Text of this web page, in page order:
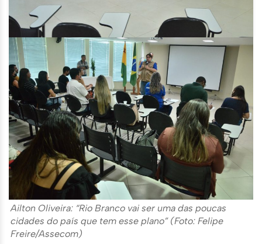
Ailton Oliveira: “Rio Branco vai ser uma das poucas
cidades do país que tem esse plano” (Foto: Felipe
Freire/Assecom)